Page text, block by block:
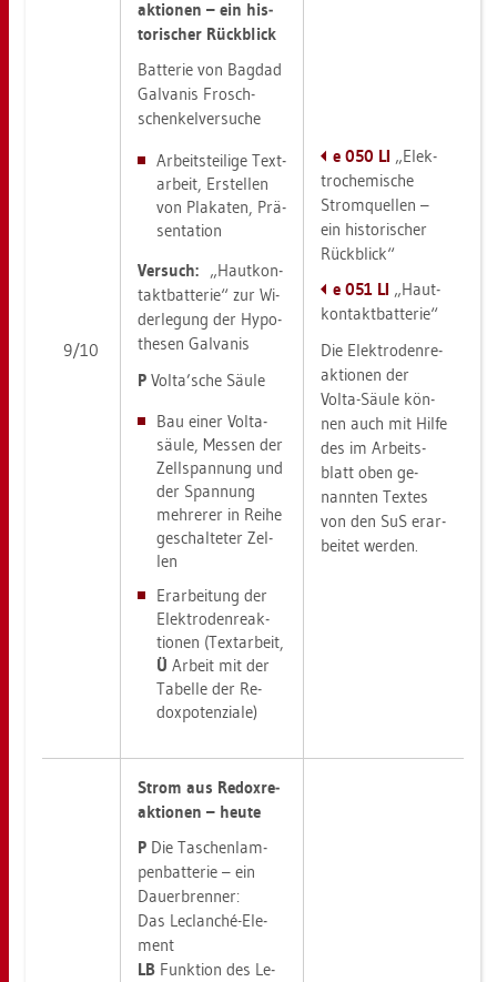
9/10
ak­tio­nen – ein his­
to­ri­scher Rück­blick
Bat­te­rie von Bag­dad
Gal­va­nis Frosch­
schen­kel­ver­su­che
Ar­beits­tei­li­ge Text­
ar­beit, Er­stel­len
von Pla­ka­ten, Prä­
sen­ta­ti­on
Ver­such: „Haut­kon­
takt­bat­te­rie“ zur Wi­
der­le­gung der Hy­po­
the­sen Gal­va­nis
P Volta’sche Säule
Bau einer Vol­ta­
säu­le, Mes­sen der
Zell­span­nung und
der Span­nung
meh­re­rer in Reihe
ge­schal­te­ter Zel­
len
Er­ar­bei­tung der
Elek­tro­den­re­ak­
tio­nen (Text­ar­beit,
Ü Ar­beit mit der
Ta­bel­le der Re­
dox­po­ten­zia­le)
e 050 LI „Elek­
tro­che­mi­sche
Strom­quel­len –
ein his­to­ri­scher
Rück­blick“
e 051 LI „Haut­
kon­takt­bat­te­rie“
Die Elek­tro­den­re­
ak­tio­nen der
Volta-Säule kön­
nen auch mit Hilfe
des im Ar­beits­
blatt oben ge­
nann­ten Tex­tes
von den SuS er­ar­
bei­tet wer­den.
Strom aus Re­dox­re­
ak­tio­nen – heute
P Die Ta­schen­lam­
pen­bat­te­rie – ein
Dau­er­bren­ner:
Das Le­clanché-Ele­
ment
LB Funk­ti­on des Le­